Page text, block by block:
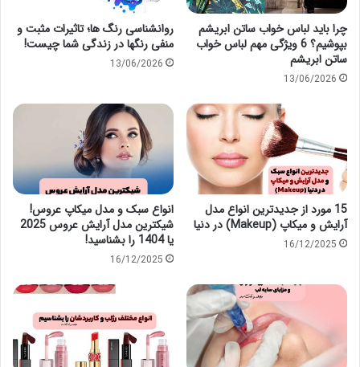
چرا باید لباس خواب ساتن ابریشم
بپوشیم؟ 6 ویژگی مهم لباس خواب
ساتن ابریشم
13/06/2026
روانشناسی رنگ ها؛ تاثیرات مثبت و
منفی رنگها در زندگی شما چیست!
13/06/2026
15 مورد از جدیدترین انواع مدل
آرایش و میکاپ (Makeup) در دنیا
16/12/2025
انواع سبک و مدل میکاپ عروس!
شیکترین مدل آرایش عروس 2025
یا 1404 را بشناسید!
16/12/2025